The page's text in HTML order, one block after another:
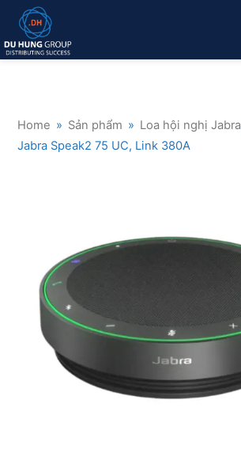
Home » Sản phẩm » Loa hội nghị Jabra
Jabra Speak2 75 UC, Link 380A